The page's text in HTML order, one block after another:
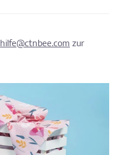
hilfe@ctnbee.com zur